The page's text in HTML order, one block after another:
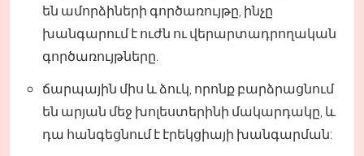
են ամորձիների գործառույթը, ինչը
խանգարում է ուժն ու վերարտադրողական
գործառույթները.
ճարպային միս և ձուկ, որոնք բարձրացնում
են արյան մեջ խոլեստերինի մակարդակը, և
դա հանգեցնում է էրեկցիայի խանգարման: